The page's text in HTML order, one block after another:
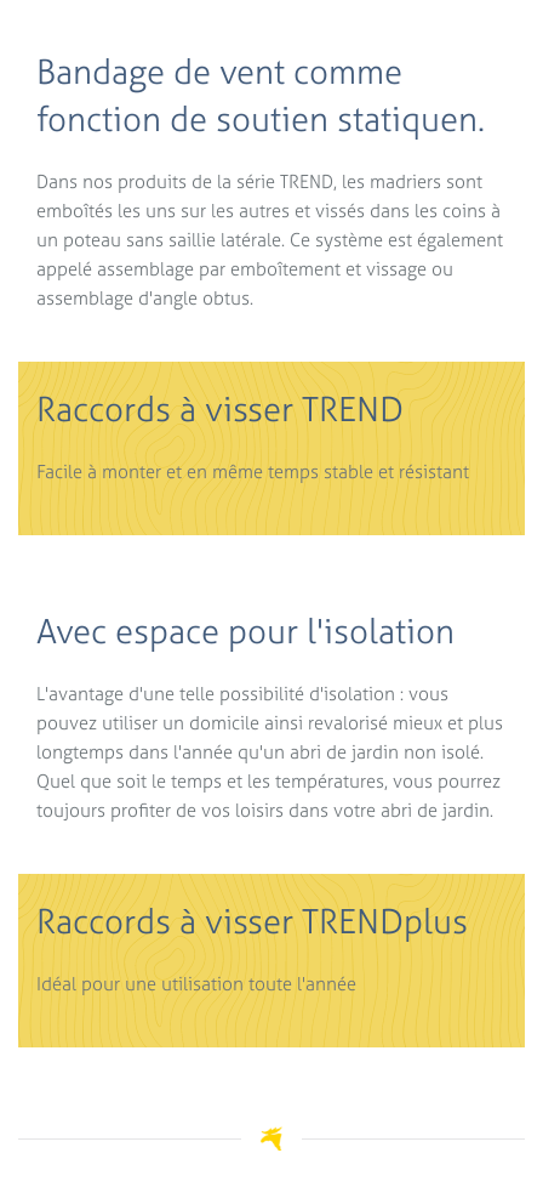
Bandage de vent comme
fonction de soutien statiquen.
Dans nos produits de la série TREND, les madriers sont
emboîtés les uns sur les autres et vissés dans les coins à
un poteau sans saillie latérale. Ce système est également
appelé assemblage par emboîtement et vissage ou
assemblage d'angle obtus.
Raccords à visser TREND
Facile à monter et en même temps stable et résistant
Avec espace pour l'isolation
L'avantage d'une telle possibilité d'isolation : vous
pouvez utiliser un domicile ainsi revalorisé mieux et plus
longtemps dans l'année qu'un abri de jardin non isolé.
Quel que soit le temps et les températures, vous pourrez
toujours profiter de vos loisirs dans votre abri de jardin.
Raccords à visser TRENDplus
Idéal pour une utilisation toute l'année